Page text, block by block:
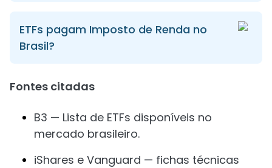
ETFs pagam Imposto de Renda no
Brasil?
Fontes citadas
B3 — Lista de ETFs disponíveis no
mercado brasileiro.
iShares e Vanguard — fichas técnicas